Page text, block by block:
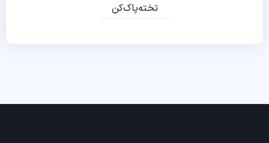
تخته‌پاک‌کن